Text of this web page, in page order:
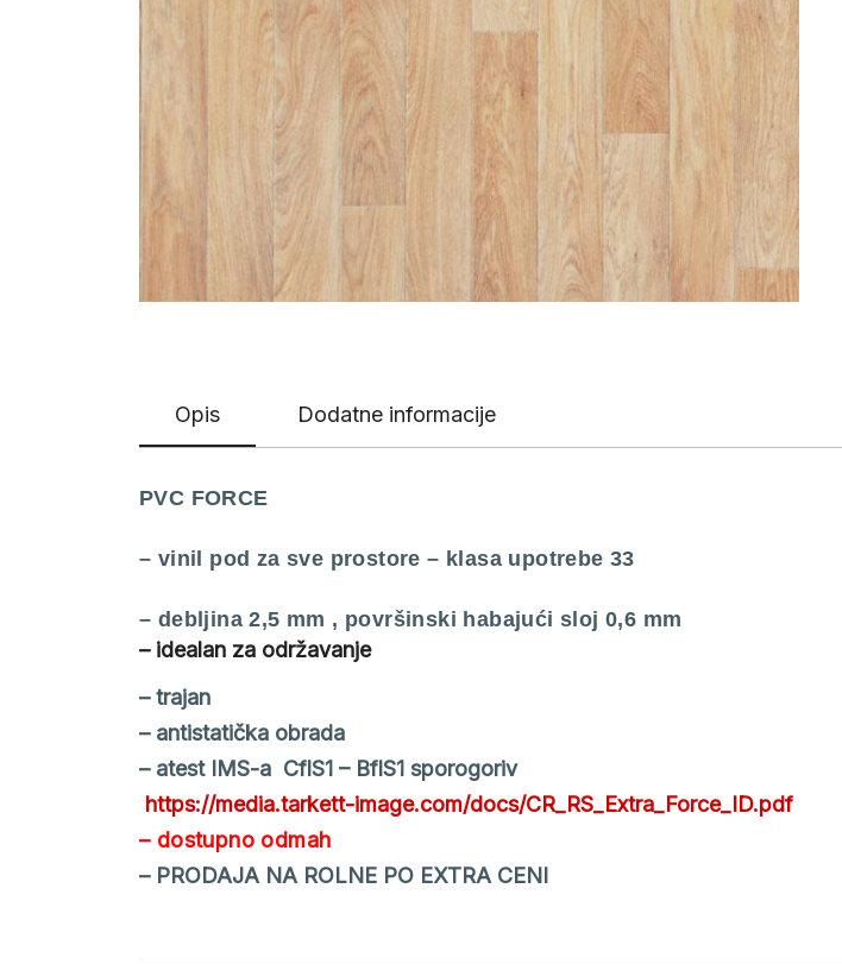
Opis Dodatne informacije
PVC FORCE
– vinil pod za sve prostore – klasa upotrebe 33
– debljina 2,5 mm , površinski habajući sloj 0,6 mm
– idealan za održavanje
– trajan
– antistatička obrada
– atest IMS-a CflS1 – BflS1 sporogoriv
https://media.tarkett-image.com/docs/CR_RS_Extra_Force_ID.pdf
– dostupno odmah
– PRODAJA NA ROLNE PO EXTRA CENI